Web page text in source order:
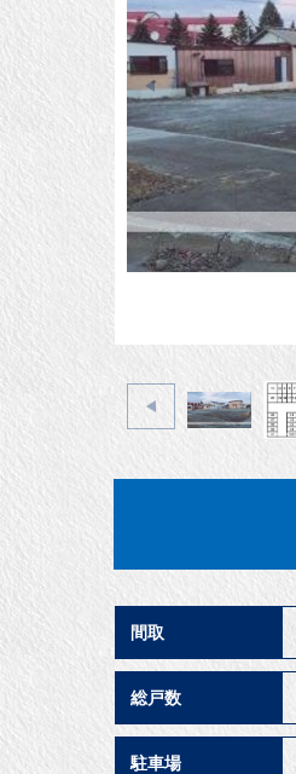
間取
総戸数
駐車場